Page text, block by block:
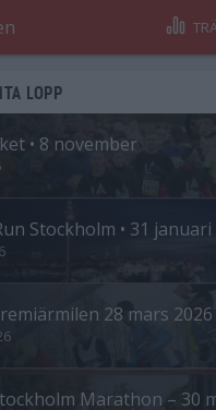
LOPP
• 8 november
Stockholm • 31 januari
28 mars 2026
Marathon – 30